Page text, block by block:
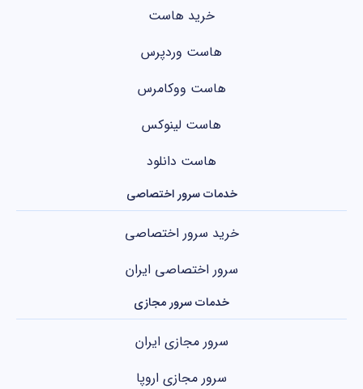
خرید هاست
هاست وردپرس
هاست ووکامرس
هاست لینوکس
هاست دانلود
خدمات سرور اختصاصی
خرید سرور اختصاصی
سرور اختصاصی ایران
خدمات سرور مجازی
سرور مجازی ایران
سرور مجازی اروپا